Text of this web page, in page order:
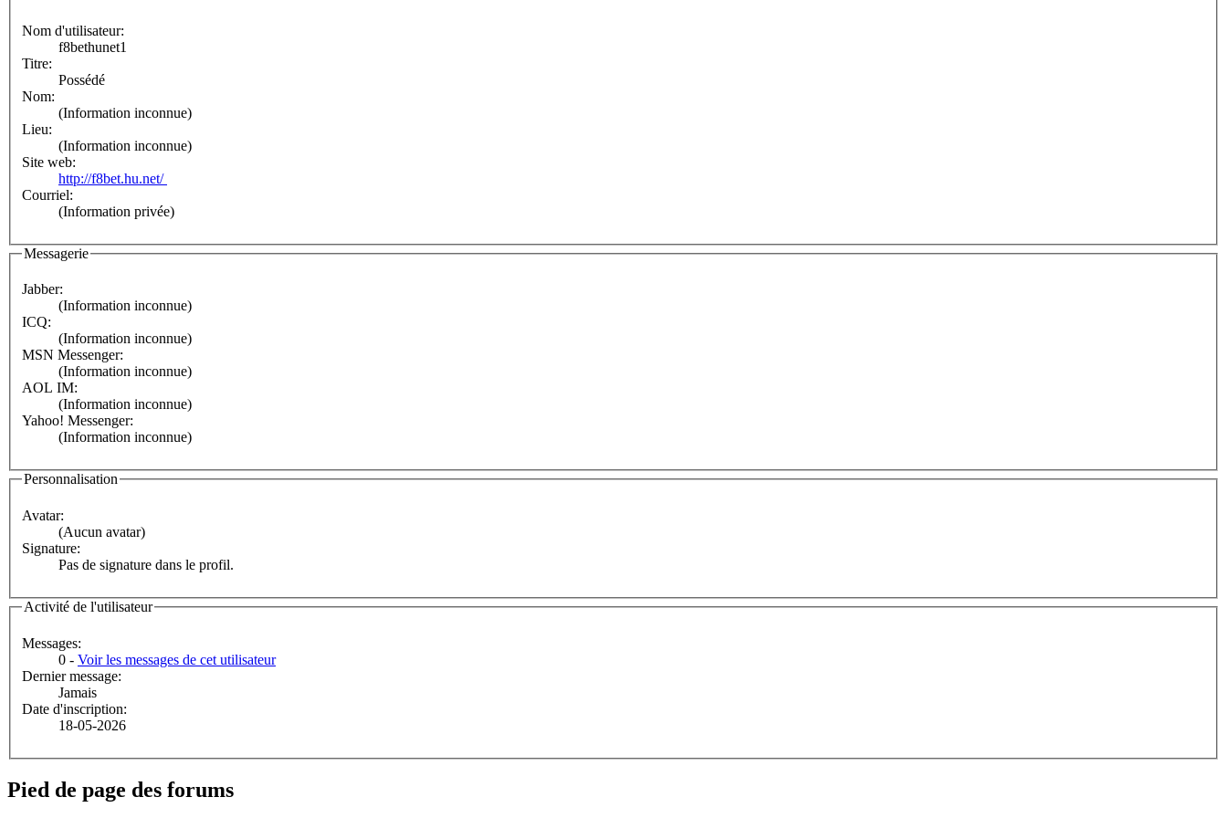
Nom d'utilisateur:
f8bethunet1
Titre:
Possédé
Nom:
(Information inconnue)
Lieu:
(Information inconnue)
Site web:
http://f8bet.hu.net/
Courriel:
(Information privée)
Messagerie
Jabber:
(Information inconnue)
ICQ:
(Information inconnue)
MSN Messenger:
(Information inconnue)
AOL IM:
(Information inconnue)
Yahoo! Messenger:
(Information inconnue)
Personnalisation
Avatar:
(Aucun avatar)
Signature:
Pas de signature dans le profil.
Activité de l'utilisateur
Messages:
0 - Voir les messages de cet utilisateur
Dernier message:
Jamais
Date d'inscription:
18-05-2026
Pied de page des forums